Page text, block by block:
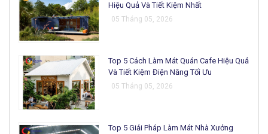
Hiệu Quả Và Tiết Kiệm Nhất
05 Tháng 05, 2026
Top 5 Cách Làm Mát Quán Cafe Hiệu Quả
Và Tiết Kiệm Điện Năng Tối Ưu
05 Tháng 05, 2026
Top 5 Giải Pháp Làm Mát Nhà Xưởng